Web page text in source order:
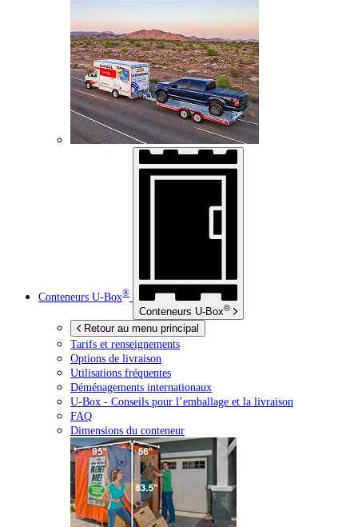
Conteneurs U-Box®
Conteneurs U-Box®
Retour au menu principal
Tarifs et renseignements
Options de livraison
Utilisations fréquentes
Déménagements internationaux
U-Box - Conseils pour l’emballage et la livraison
FAQ
Dimensions du conteneur